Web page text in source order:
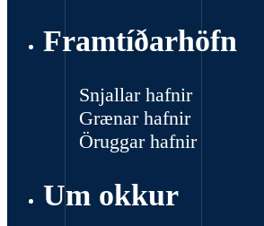
Framtíðarhöfn
Snjallar hafnir
Grænar hafnir
Öruggar hafnir
Um okkur